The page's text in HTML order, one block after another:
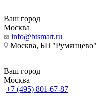
Ваш город
Москва
info@btsmart.ru
Москва, БП "Румянцево"
Ваш город
Москва
+7 (495) 801-67-87